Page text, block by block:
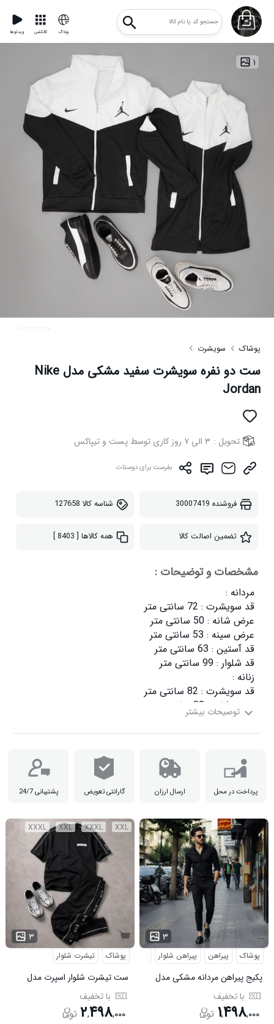
ویدئوها کالکشن وبلاگ
۱
پوشاک سویشرت
ست دو نفره سویشرت سفید مشکی مدل Nike
Jordan
تحویل : ۳ الی ۷ روز کاری توسط پست و تیپاکس
بفرست برای دوستات
فروشنده 30007419 شناسه کالا 127658
تضمین اصالت کالا همه کالاها [ 8403 ]
مشخصات و توضیحات :
جنس : پلی استر
پرداخت در محل ارسال ارزان گارانتی تعویض پشتیبانی 24/7
XXL
XXXL
XXL
XXXL
۳
پوشاک تیشرت شلوار
ست تیشرت شلوار اسپرت مدل
MAN مشکی با تخفیف
۲,۴۹۸,۰۰۰
۳ ...
پوشاک پیراهن پیراهن شلوار شلوار مردانه
پکیج پیراهن مردانه مشکی مدل
VQ شلوار مردانه مشکی مدل
MOBIN
با تخفیف
۱,۴۹۸,۰۰۰